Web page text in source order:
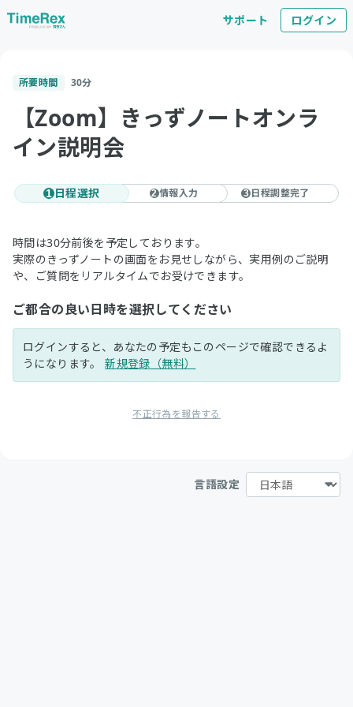
サポート ログイン
所要時間 30分
【Zoom】きっずノートオンラ
イン説明会
1 日程選択 2情報入力 3 日程調整完了
時間は30分前後を予定しております。
実際のきっずノートの画面をお見せしながら、実用例のご説明
や、ご質問をリアルタイムでお受けできます。
ご都合の良い日時を選択してください
ログインすると、あなたの予定もこのページで確認できるよ
うになります。新規登録（無料）
不正行為を報告する
言語設定